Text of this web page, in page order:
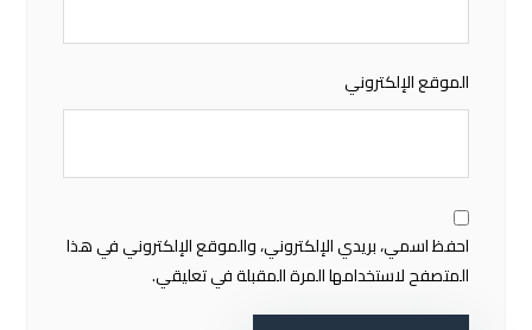
الموقع الإلكتروني
احفظ اسمي، بريدي الإلكتروني، والموقع الإلكتروني في هذا
المتصفح لاستخدامها المرة المقبلة في تعليقي.